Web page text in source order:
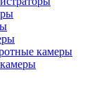
камеры